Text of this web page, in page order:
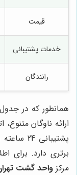
قیمت
خدمات پشتیبانی
رانندگان
همانطور که در
ارائه ناوگان
برتری دارد. برای
مرکز واحد گشت